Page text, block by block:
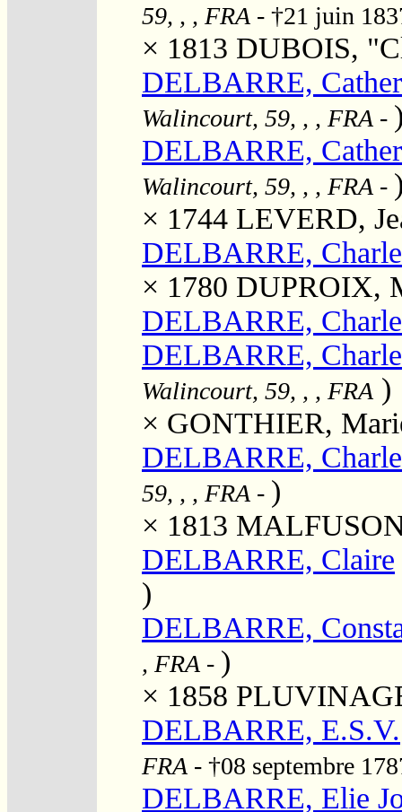
59, , , FRA - †21 juin
× 1813 DUBOIS,
DELBARRE,
Walincourt, 59, , , FRA -
DELBARRE,
Walincourt, 59, , , FRA -
× 1744 LEVERD,
DELBARRE,
× 1780 DUPROIX,
DELBARRE,
DELBARRE,
Walincourt, 59, , , FRA )
× GONTHIER,
DELBARRE,
59, , , FRA - )
× 1813
DELBARRE, Claire
)
DELBARRE,
, FRA - )
× 1858
DELBARRE, E.S.V.
FRA - †08 septembre
DELBARRE, Elie